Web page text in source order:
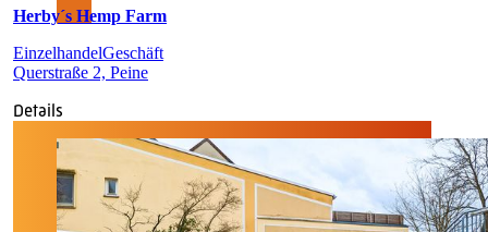
Herby´s Hemp Farm
EinzelhandelGeschäft
Querstraße 2, Peine
Details